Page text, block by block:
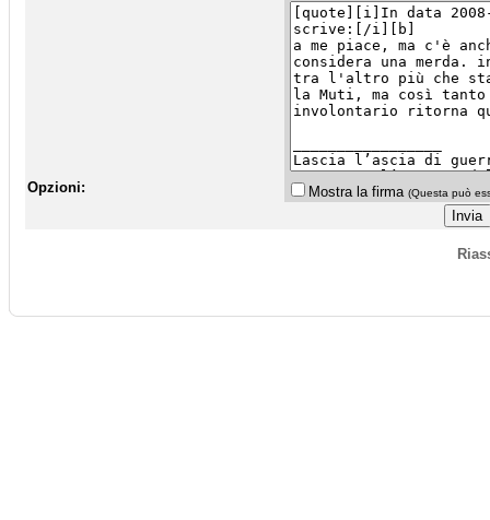
Opzioni: Mostra la firma (Questa può